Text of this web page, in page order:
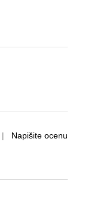
| Napišite ocenu